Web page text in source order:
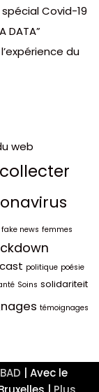
Covid-19
DATA”
du
web
collecter
fake news femmes
politique poésie
Soins solidariteit
témoignages
| Avec le